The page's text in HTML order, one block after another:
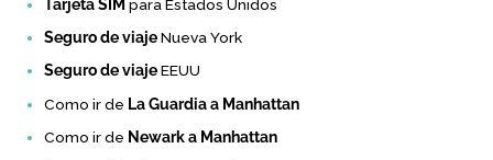
Tarjeta SIM para Estados Unidos
Seguro de viajeNueva York
Seguro de viajeEEUU
Como ir de La Guardia a Manhattan
Como ir de Newark a Manhattan